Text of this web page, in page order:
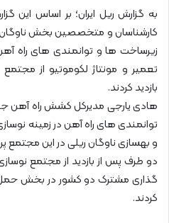
کارشناسان و متخصصین بخش ناوگان
زیرساخت ها و توانمندی های راه
تعمیر و مونتاژ لکوموتیو از
بازدید کردند.
هادی یارجی مدیرکل کشش راه آهن
توانمندی های راه آهن در زمینه
و بهسازی ناوگان ریلی در این مجتمع
دو طرف پس از بازدید از مجتمع
گذاری مشترک دو کشور در بخش حمل و
کردند.